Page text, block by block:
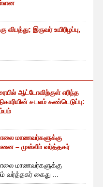
விபத்து; இருவர் உயிரிழப்பு,
ஆட்டோவிற்குள் எரிந்த
சடலம் கண்டெடுப்பு:
மாணவர்களுக்கு
– முஸ்லீம் வர்த்தகர்
மாணவர்களுக்கு
வர்த்தகர் கைது ...